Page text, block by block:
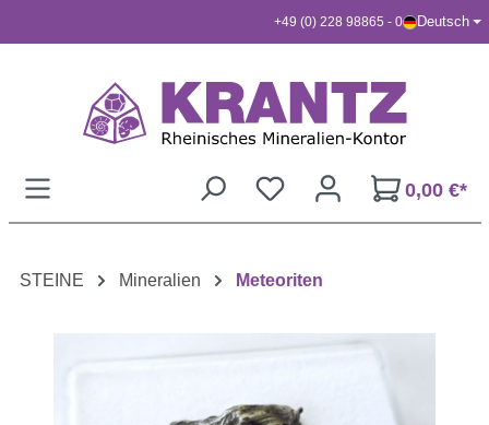
+49 (0) 228 98865 - 0 Deutsch
0,00 €*
STEINE Mineralien Meteoriten